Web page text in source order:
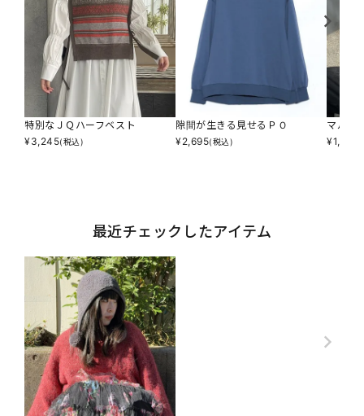
特別なＪＱハーフベスト
¥3,245(税込)
隙間が生きる見せるＰＯ
¥2,695(税込)
マルチ
¥1,320
最近チェックしたアイテム